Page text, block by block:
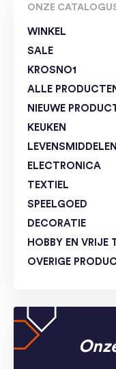
ONZE
WINKEL
SALE
KROSNO1
ALLE
NIEUWE
KEUKEN
LEVENSMIDDELEN
ELECTRONICA
TEXTIEL
SPEELGOED
DECORATIE
HOBBY EN VRIJE
OVERIGE